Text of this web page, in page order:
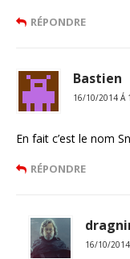
RÉPONDRE
Bastien
16/10/2014 Á
En fait c’est le nom
RÉPONDRE
16/10/